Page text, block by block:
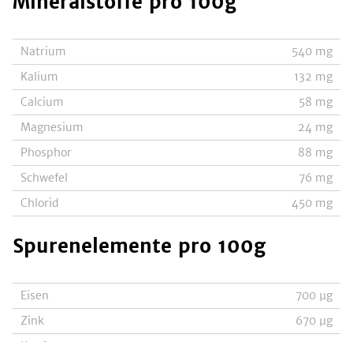
Natrium 540 mg
Kalium
132 mg
Calcium
58 mg
Magnesium
24 mg
Phosphor
88 mg
Schwefel
76 mg
Chlorid
450 mg
Spurenelemente pro 100g
Eisen 700 µg
Zink
670 µg